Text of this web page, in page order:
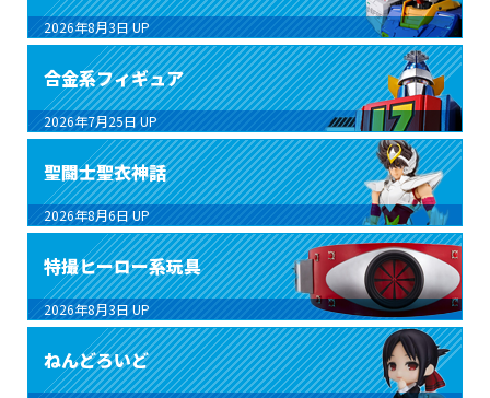
2026年8月3日 UP
合金系フィギュア
2026年7月25日 UP
聖闘士聖衣神話
2026年8月6日 UP
特撮ヒーロー系玩具
2026年8月3日 UP
ねんどろいど